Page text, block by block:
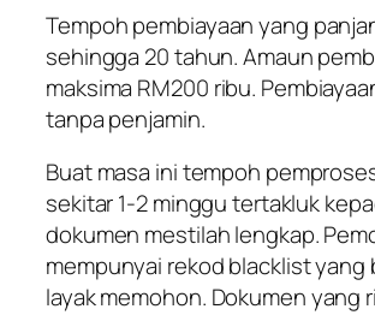
Tempoh pembiayaan yang
sehingga 20 tahun. Amaun
maksima RM200 ribu.
tanpa penjamin.
Buat masa ini tempoh
sekitar 1-2 minggu tertakluk
dokumen mestilah lengkap.
mempunyai rekod blacklist yang
layak memohon. Dokumen yang